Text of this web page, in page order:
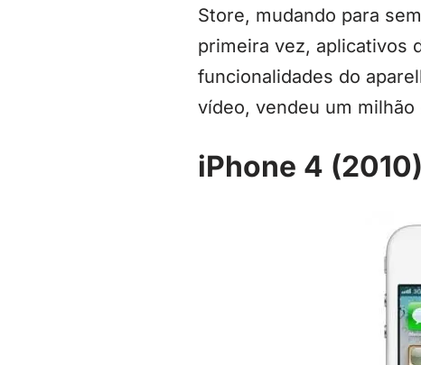
Store, mudando para
primeira vez, aplicativos
funcionalidades do
vídeo, vendeu um
iPhone 4 (2010)